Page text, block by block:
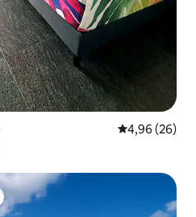
Évaluation
4,96 (26)